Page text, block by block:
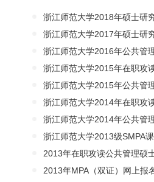
浙江师范大学2018年硕士研
浙江师范大学2017年硕士研
浙江师范大学2016年公共管
浙江师范大学2015年在职攻
浙江师范大学2015年公共管
浙江师范大学2014年在职攻
浙江师范大学2014年公共管
浙江师范大学2013级SMPA
2013年在职攻读公共管理硕
2013年MPA（双证）网上报